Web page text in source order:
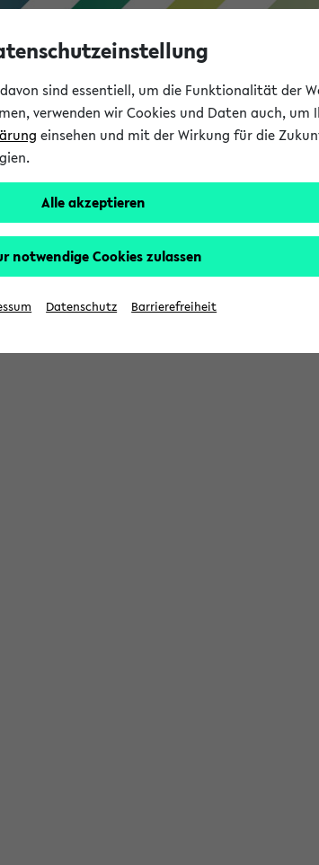
sind essentiell, um die Funktionalität der
verwenden wir Cookies und Daten auch,
einsehen und mit der Wirkung für die
Alle akzeptieren
notwendige Cookies zulassen
Datenschutz Barrierefreiheit